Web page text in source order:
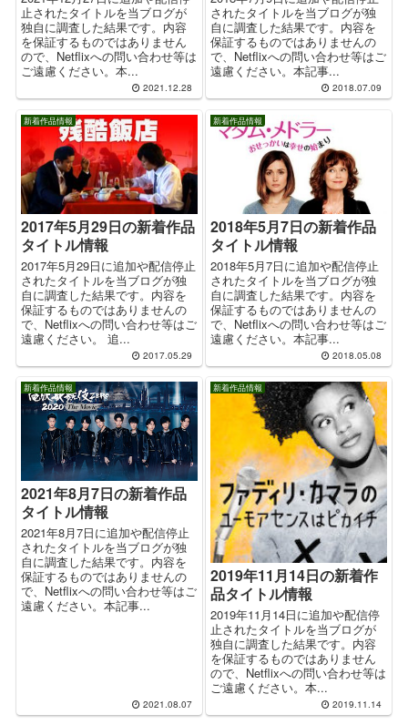
止されたタイトルを当ブログが
独自に調査した結果です。内容
を保証するものではありません
ので、Netflixへの問い合わせ等は
ご遠慮ください。本...
2021.12.28
されたタイトルを当ブログが独
自に調査した結果です。内容を
保証するものではありませんの
で、Netflixへの問い合わせ等はご
遠慮ください。本記事...
2018.07.09
新着作品情報
2017年5月29日の新着作品
タイトル情報
2017年5月29日に追加や配信停止
されたタイトルを当ブログが独
自に調査した結果です。内容を
保証するものではありませんの
で、Netflixへの問い合わせ等はご
遠慮ください。 追...
2017.05.29
新着作品情報
2018年5月7日の新着作品
タイトル情報
2018年5月7日に追加や配信停止
されたタイトルを当ブログが独
自に調査した結果です。内容を
保証するものではありませんの
で、Netflixへの問い合わせ等はご
遠慮ください。本記事...
2018.05.08
新着作品情報
2021年8月7日の新着作品
タイトル情報
2021年8月7日に追加や配信停止
されたタイトルを当ブログが独
自に調査した結果です。内容を
保証するものではありませんの
で、Netflixへの問い合わせ等はご
遠慮ください。本記事...
2021.08.07
新着作品情報
2019年11月14日の新着作
品タイトル情報
2019年11月14日に追加や配信停
止されたタイトルを当ブログが
独自に調査した結果です。内容
を保証するものではありません
ので、Netflixへの問い合わせ等は
ご遠慮ください。本...
2019.11.14